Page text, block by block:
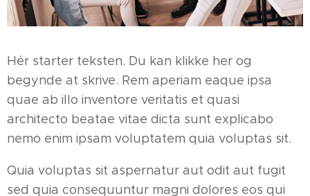
Hér starter teksten. Du kan klikke her og
begynde at skrive. Rem aperiam eaque ipsa
quae ab illo inventore veritatis et quasi
architecto beatae vitae dicta sunt explicabo
nemo enim ipsam voluptatem quia voluptas sit.
Quia voluptas sit aspernatur aut odit aut fugit
sed quia consequuntur magni dolores eos qui